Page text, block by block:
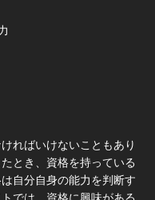
ればいけないこともあり
とき、資格を持っている
自分自身の能力を判断す